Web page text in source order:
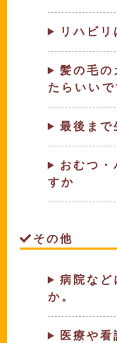
リハビ
髪の毛の
たらいいで
最後まで
おむつ・
すか
その他
病院など
か。
医療や